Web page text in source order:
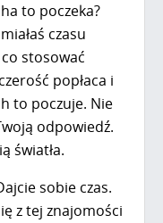
to poczeka?
czasu
stosować
popłaca i
to poczuje. Nie
odpowiedź.
światła.
sobie czas.
z tej znajomości